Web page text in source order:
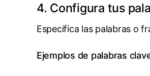
4. Configura tus
Especifica las palabras o
Ejemplos de palabras